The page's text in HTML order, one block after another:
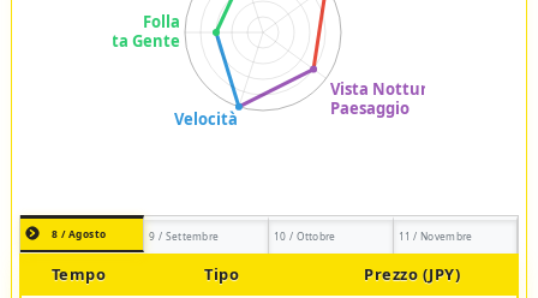
8 / Agosto 9 / Settembre 10 / Ottobre 11 / Novembre
Tempo Tipo Prezzo (JPY)